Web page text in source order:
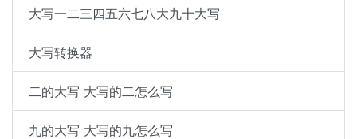
大写一二三四五六七八大九十大写
大写转换器
二的大写 大写的二怎么写
九的大写 大写的九怎么写